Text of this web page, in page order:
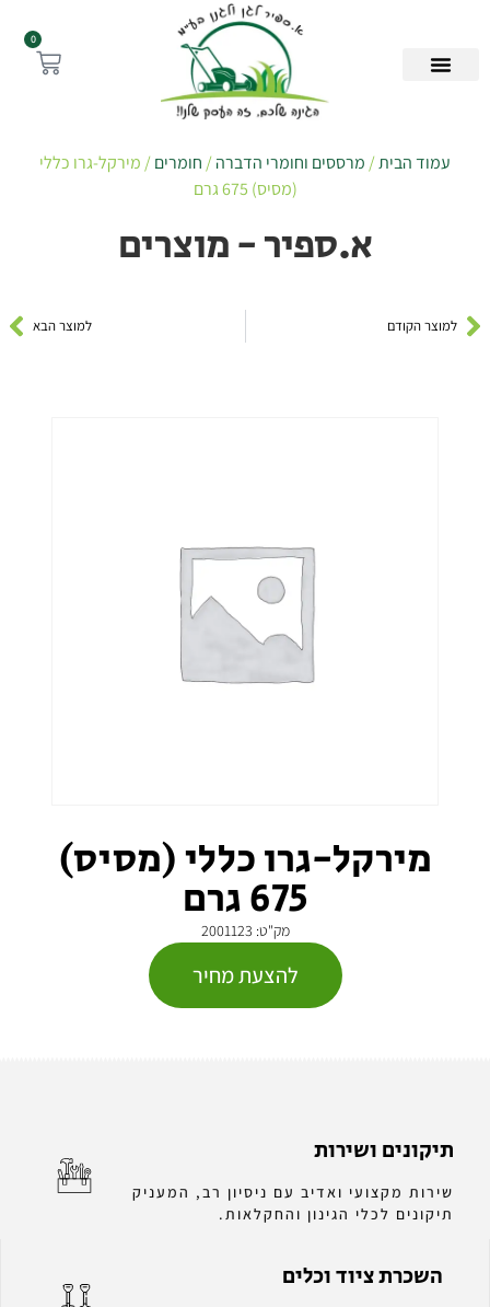
0
עמוד הבית/מרססים וחומרי הדברה/חומרים/ מירקל-גרו כללי
(מסיס) 675 גרם
א.ספיר - מוצרים
למוצר הקודם למוצר הבא
מירקל-גרו כללי (מסיס)
675 גרם
מק"ט: 2001123
להצעת מחיר
תיקונים ושירות
שירות מקצועי ואדיב עם ניסיון רב, המעניק
תיקונים לכלי הגינון והחקלאות.
השכרת ציוד וכלים